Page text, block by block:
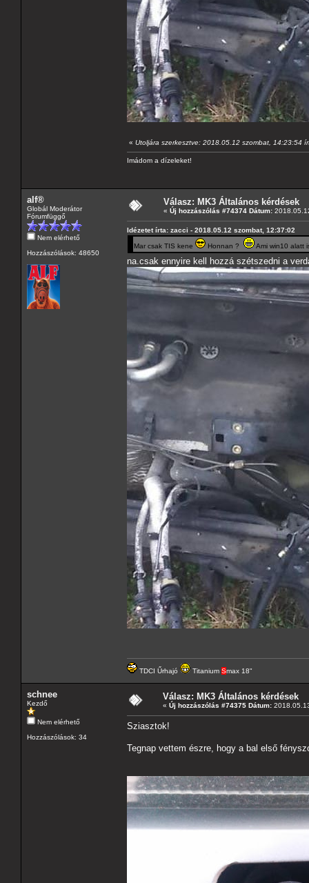
« Utoljára szerkesztve: 2018.05.12 szombat, 14:23:54
Imádom a dízeleket!
alf®
Globál Moderátor
Fórumfüggő
Nem elérhető
Hozzászólások: 48650
Válasz: MK3 Általános kérdések
« Új hozzászólás #74374 Dátum:
Idézetet írta: zacci - 2018.05.12 szombat, 12:37:02
Mar csak TIS kene Honnan ? Ami win10 alatt
na.csak ennyire kell hozzá szétszedni a
TDCI Űrhajó Titanium Smax 18"
schnee
Kezdő
Nem elérhető
Hozzászólások: 34
Válasz: MK3 Általános kérdések
« Új hozzászólás #74375 Dátum:
Sziasztok!
Tegnap vettem észre, hogy a bal első